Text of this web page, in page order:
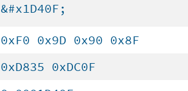
&#x1D40F;
0xF0 0x9D 0x90 0x8F
0xD835 0xDC0F